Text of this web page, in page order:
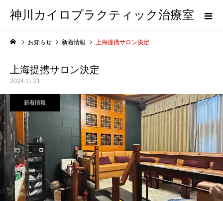
神川カイロプラクティック治療室
お知らせ 新着情報 上海提携サロン決定
上海提携サロン決定
2024.11.21
新着情報